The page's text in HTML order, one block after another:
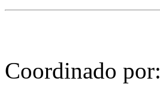
Coordinado por: